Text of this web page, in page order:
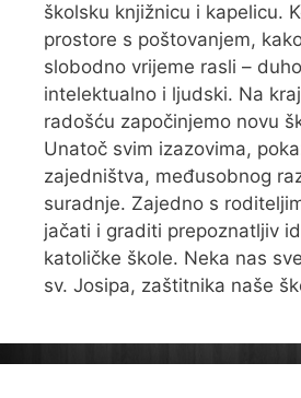
školsku knjižnicu i kapelicu.
prostore s poštovanjem,
slobodno vrijeme rasli –
intelektualno i ljudski. Na
radošću započinjemo novu
Unatoč svim izazovima,
zajedništva, međusobnog
suradnje. Zajedno s
jačati i graditi prepoznatljiv
katoličke škole. Neka nas
sv. Josipa, zaštitnika naše